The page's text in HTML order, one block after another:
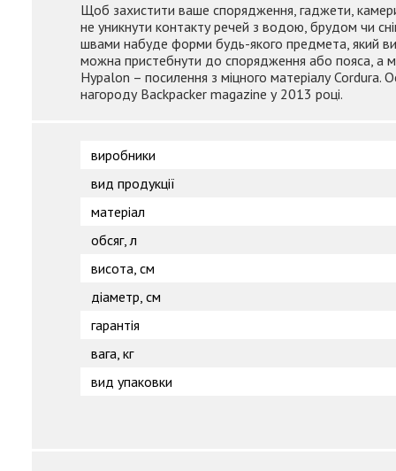
Щоб захистити ваше спорядження, гаджети,
не уникнути контакту речей з водою, брудом чи
швами набуде форми будь-якого предмета, який ви
можна пристебнути до спорядження або пояса, а
Hypalon – посилення з міцного матеріалу
нагороду Backpacker magazine у 2013 році.
виробники
вид продукції
матеріал
обсяг, л
висота, см
діаметр, см
гарантія
вага, кг
вид упаковки